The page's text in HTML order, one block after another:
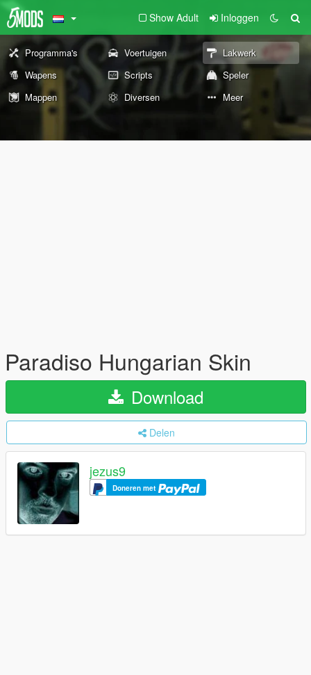
Show Adult Inloggen
Programma's Voertuigen
Lakwerk
Wapens
Scripts
Speler
Mappen
Diversen Meer
Paradiso Hungarian Skin
Download
Delen
jezus9
Doneren met